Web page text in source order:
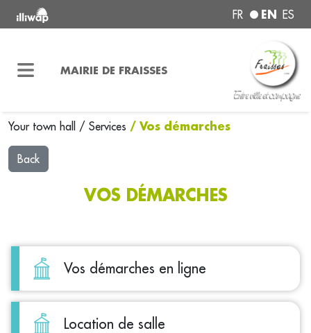
FR EN ES
MAIRIE DE FRAISSES
Your town hall / Services / Vos démarches
Back
VOS DÉMARCHES
Vos démarches en ligne
Location de salle